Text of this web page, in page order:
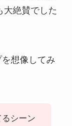
大絶賛でした
想像してみ
シーン